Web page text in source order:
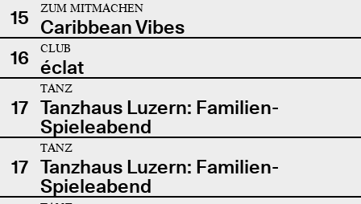
15
ZUM MITMACHEN
Caribbean Vibes
16
CLUB
éclat
17
TANZ
Tanzhaus Luzern: Familien-
Spieleabend
17
TANZ
Tanzhaus Luzern: Familien-
Spieleabend